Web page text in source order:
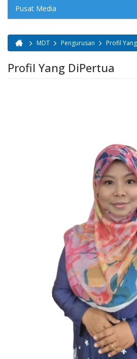
Pusat Media
Anda di sini
MDT Pengurusan Profil
Profil Yang DiPertua